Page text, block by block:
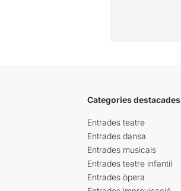
Categories destacades
Entrades teatre
Entrades dansa
Entrades musicals
Entrades teatre infantil
Entrades òpera